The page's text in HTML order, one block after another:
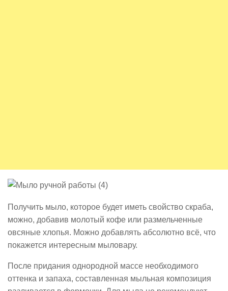
Получить мыло, которое будет иметь свойство скраба,
можно, добавив молотый кофе или размельченные
овсяные хлопья. Можно добавлять абсолютно всё, что
покажется интересным мыловару.
После придания однородной массе необходимого
оттенка и запаха, составленная мыльная композиция